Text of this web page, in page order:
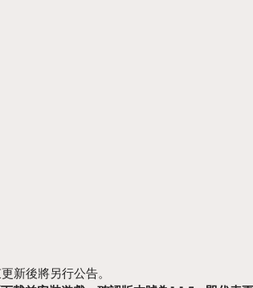
新後將另行公告。